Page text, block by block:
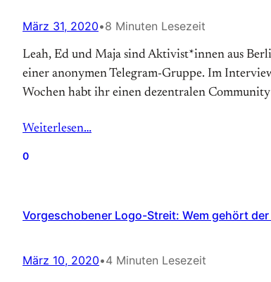
März 31, 2020•8 Minuten Lesezeit
Leah, Ed und Maja sind Aktivist*innen aus
einer anonymen Telegram-Gruppe. Im
Wochen habt ihr einen dezentralen
Weiterlesen…
0
Vorgeschobener Logo-Streit: Wem gehört
März 10, 2020•4 Minuten Lesezeit